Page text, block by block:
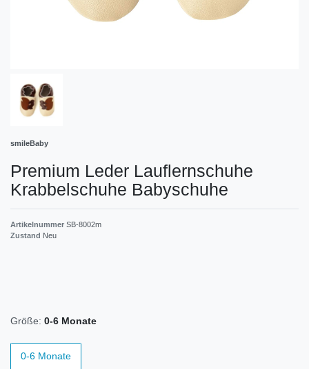
smileBaby
Premium Leder Lauflernschuhe
Krabbelschuhe Babyschuhe
Artikelnummer SB-8002m
Zustand Neu
Größe: 0-6 Monate
0-6 Monate